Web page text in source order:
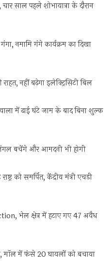
साल पहले शोभायात्रा के दौरान
नमामि गंगे कार्यक्रम का दिखा
नहीं बढ़ेगा इलेक्ट्रिसिटी बिल
में ढाई घंटे जाम के बाद बिना शुल्क
बचेंगे और आमदनी भी होगी
को समर्पित, केंद्रीय मंत्री एचडी
भेल क्षेत्र में हटाए गए 47 अवैध
मॉल में फंसे 20 घायलों को बचाया